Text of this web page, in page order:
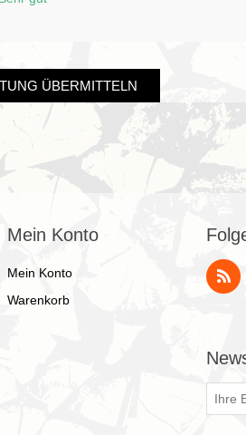
ÜBERMITTELN
Mein Konto
Mein Konto
Warenkorb